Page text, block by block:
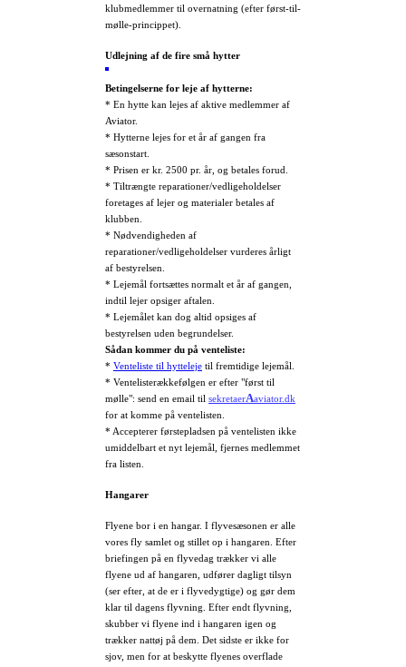
klubmedlemmer til overnatning (efter først-til-
mølle-princippet).
Udlejning af de fire små hytter
Betingelserne for leje af hytterne:
* En hytte kan lejes af aktive medlemmer af
Aviator.
* Hytterne lejes for et år af gangen fra
sæsonstart.
* Prisen er kr. 2500 pr. år, og betales forud.
* Tiltrængte reparationer/vedligeholdelser
foretages af lejer og materialer betales af
klubben.
* Nødvendigheden af
reparationer/vedligeholdelser vurderes årligt
af bestyrelsen.
* Lejemål fortsættes normalt et år af gangen,
indtil lejer opsiger aftalen.
* Lejemålet kan dog altid opsiges af
bestyrelsen uden begrundelser.
Sådan kommer du på venteliste:
* Venteliste til hytteleje til fremtidige lejemål.
* Ventelisterækkefølgen er efter "først til
mølle": send en email til sekretaerAaviator.dk
for at komme på ventelisten.
* Accepterer førstepladsen på ventelisten ikke
umiddelbart et nyt lejemål, fjernes medlemmet
fra listen.
Hangarer
Flyene bor i en hangar. I flyvesæsonen er alle
vores fly samlet og stillet op i hangaren. Efter
briefingen på en flyvedag trækker vi alle
flyene ud af hangaren, udfører dagligt tilsyn
(ser efter, at de er i flyvedygtige) og gør dem
klar til dagens flyvning. Efter endt flyvning,
skubber vi flyene ind i hangaren igen og
trækker nattøj på dem. Det sidste er ikke for
sjov, men for at beskytte flyenes overflade